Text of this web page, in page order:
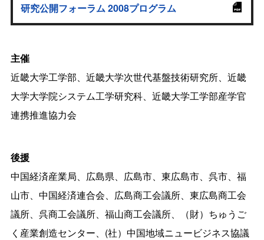
研究公開フォーラム 2008プログラム
主催
近畿大学工学部、近畿大学次世代基盤技術研究所、近畿
大学大学院システム工学研究科、近畿大学工学部産学官
連携推進協力会
後援
中国経済産業局、広島県、広島市、東広島市、呉市、福
山市、中国経済連合会、広島商工会議所、東広島商工会
議所、呉商工会議所、福山商工会議所、（財）ちゅうご
く産業創造センター、(社）中国地域ニュービジネス協議